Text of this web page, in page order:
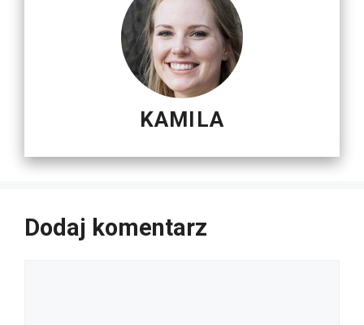
KAMILA
Dodaj komentarz